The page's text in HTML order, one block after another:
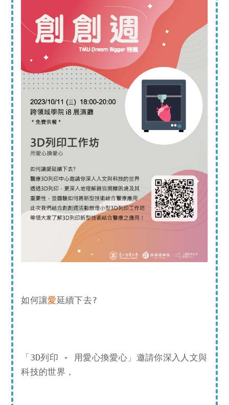
如何讓愛延續下去?
「3D列印 - 用愛心換愛心」邀請你深入人文與
科技的世界，